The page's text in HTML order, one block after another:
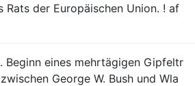
Rats der Europäischen Union. ! af
Beginn eines mehrtägigen Gipfeltr
George W. Bush und Wla